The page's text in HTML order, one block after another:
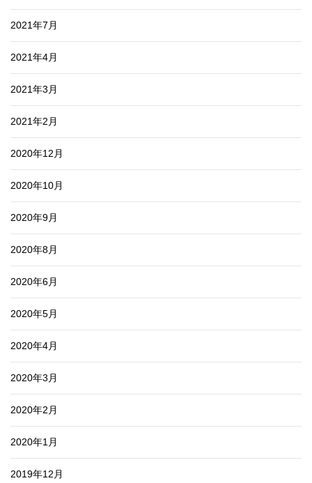
2021年7月
2021年4月
2021年3月
2021年2月
2020年12月
2020年10月
2020年9月
2020年8月
2020年6月
2020年5月
2020年4月
2020年3月
2020年2月
2020年1月
2019年12月